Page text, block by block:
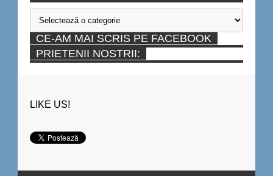
Categorii
CE-AM MAI SCRIS PE FACEBOOK
PRIETENII NOSTRII:
LIKE US!